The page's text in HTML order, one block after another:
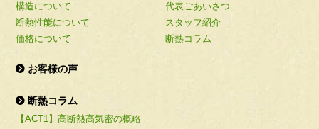
構造について
断熱性能について
価格について
代表ごあいさつ
スタッフ紹介
断熱コラム
お客様の声
断熱コラム
【ACT1】高断熱高気密の概略